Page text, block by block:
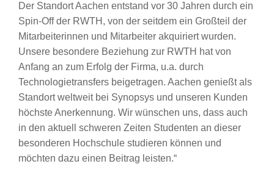
Der Standort Aachen entstand vor 30 Jahren durch ein
Spin-Off der RWTH, von der seitdem ein Großteil der
Mitarbeiterinnen und Mitarbeiter akquiriert wurden.
Unsere besondere Beziehung zur RWTH hat von
Anfang an zum Erfolg der Firma, u.a. durch
Technologietransfers beigetragen. Aachen genießt als
Standort weltweit bei Synopsys und unseren Kunden
höchste Anerkennung. Wir wünschen uns, dass auch
in den aktuell schweren Zeiten Studenten an dieser
besonderen Hochschule studieren können und
möchten dazu einen Beitrag leisten.“